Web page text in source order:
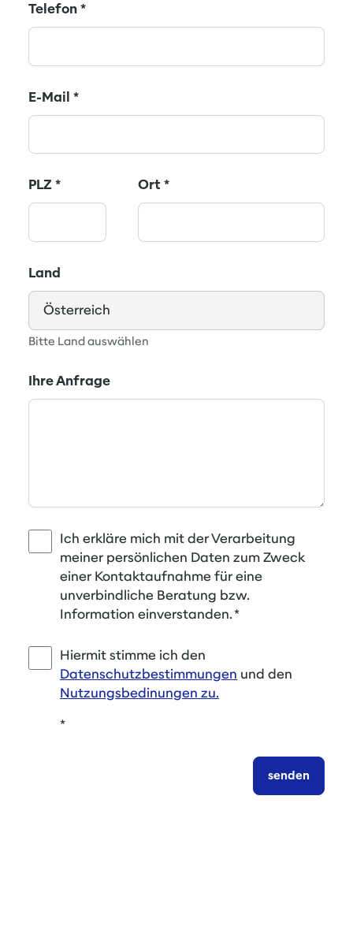
Telefon*
E-Mail *
PLZ * Ort *
Land
Bitte Land auswählen
Ihre Anfrage
Ich erkläre mich mit der Verarbeitung
meiner persönlichen Daten zum Zweck
einer Kontaktaufnahme für eine
unverbindliche Beratung bzw.
Information einverstanden.*
Hiermit stimme ich den
Datenschutzbestimmungen und den
Nutzungsbedinungen zu.
*
senden